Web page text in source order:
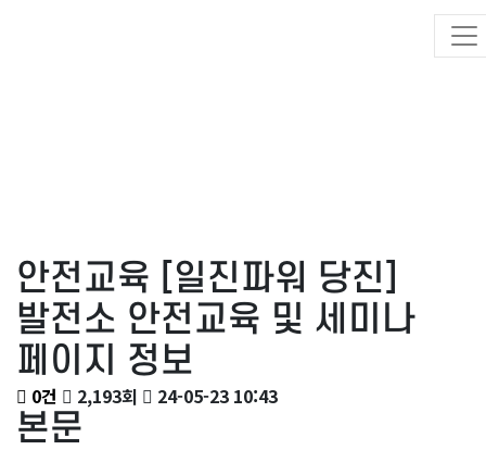
안전교육
[일진파워 당진]
발전소 안전교육 및 세미나
페이지 정보
0건 2,193회 24-05-23 10:43
본문